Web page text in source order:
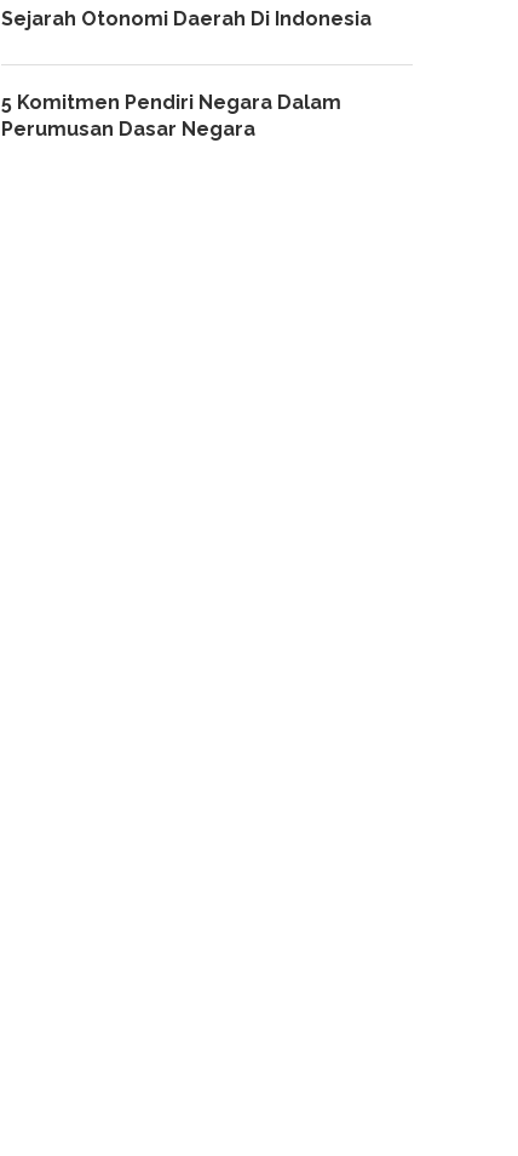
Sejarah Otonomi Daerah Di Indonesia
5 Komitmen Pendiri Negara Dalam
Perumusan Dasar Negara